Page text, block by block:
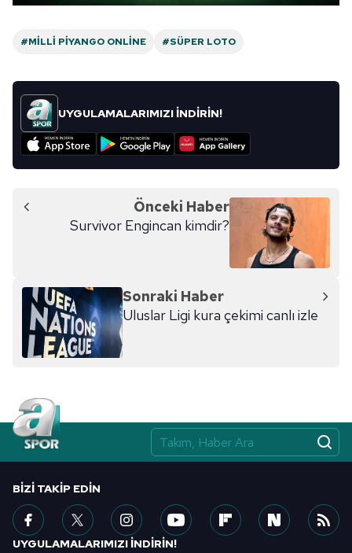
#MILLI PIYANGO ONLINE #SÜPER LOTO
UYGULAMALARIMIZI İNDİRİN!
Önceki Haber
Survivor Engincan kimdir?
Sonraki Haber
Uluslar Ligi kura çekimi canlı izle
BIZI TAKIP EDIN
UYGULAMALARIMIZI İNDİRİN!